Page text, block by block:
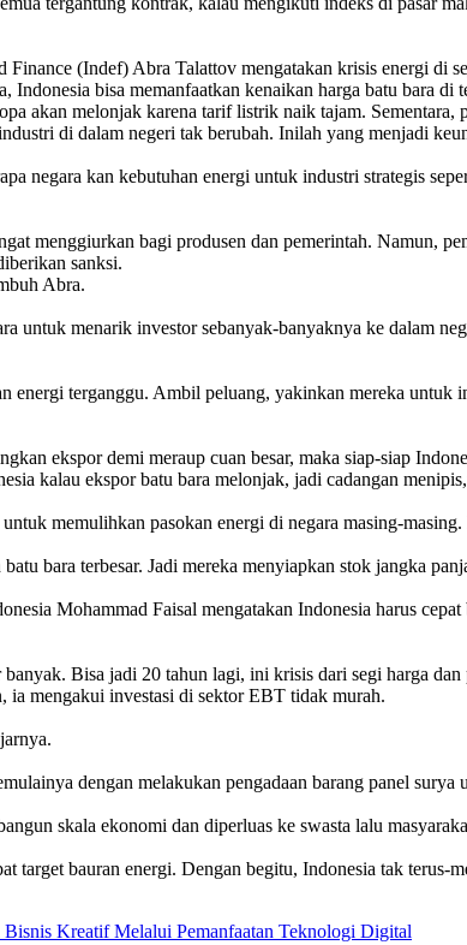
(Indef) Abra Talattov mengatakan krisis energi di
Indonesia bisa memanfaatkan kenaikan harga batu bara
akan melonjak karena tarif listrik naik tajam. Sementara,
di dalam negeri tak berubah. Inilah yang menjadi
negara kan kebutuhan energi untuk industri strategis
menggiurkan bagi produsen dan pemerintah. Namun,
sanksi.
Abra.
untuk menarik investor sebanyak-banyaknya ke dalam
energi terganggu. Ambil peluang, yakinkan mereka untuk
ekspor demi meraup cuan besar, maka siap-siap
kalau ekspor batu bara melonjak, jadi cadangan
memulihkan pasokan energi di negara masing-
bara terbesar. Jadi mereka menyiapkan stok jangka
Mohammad Faisal mengatakan Indonesia harus
Bisa jadi 20 tahun lagi, ini krisis dari segi harga dan
ia mengakui investasi di sektor EBT tidak murah.
dengan melakukan pengadaan barang panel surya
skala ekonomi dan diperluas ke swasta lalu
target bauran energi. Dengan begitu, Indonesia tak
Kreatif Melalui Pemanfaatan Teknologi Digital